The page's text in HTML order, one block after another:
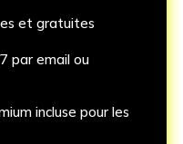
et gratuites
par email ou
incluse pour les